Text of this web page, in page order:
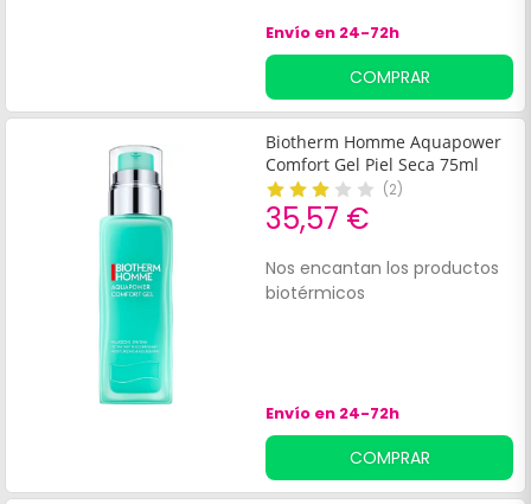
Envío en 24-72h
COMPRAR
Biotherm Homme Aquapower
Comfort Gel Piel Seca 75ml
(2)
35,57 €
Nos encantan los productos
biotérmicos
Envío en 24-72h
COMPRAR